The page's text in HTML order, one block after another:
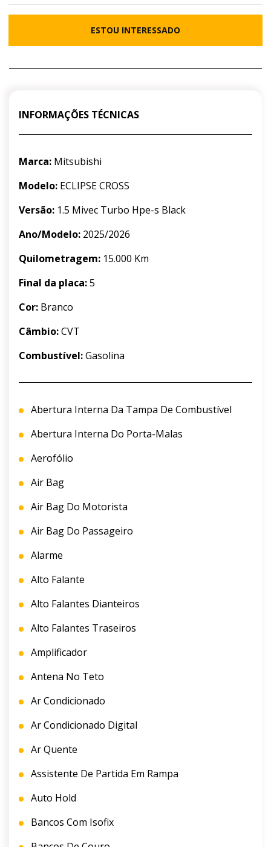
ESTOU INTERESSADO
INFORMAÇÕES TÉCNICAS
Marca: Mitsubishi
Modelo: ECLIPSE CROSS
Versão: 1.5 Mivec Turbo Hpe-s Black
Ano/Modelo: 2025/2026
Quilometragem: 15.000 Km
Final da placa:5
Cor: Branco
Câmbio:CVT
Combustível:Gasolina
Abertura Interna Da Tampa De Combustível
Abertura Interna Do Porta-Malas
Aerofólio
Air Bag
Air Bag Do Motorista
Air Bag Do Passageiro
Alarme
Alto Falante
Alto Falantes Dianteiros
Alto Falantes Traseiros
Amplificador
Antena No Teto
Ar Condicionado
Ar Condicionado Digital
Ar Quente
Assistente De Partida Em Rampa
Auto Hold
Bancos Com Isofix